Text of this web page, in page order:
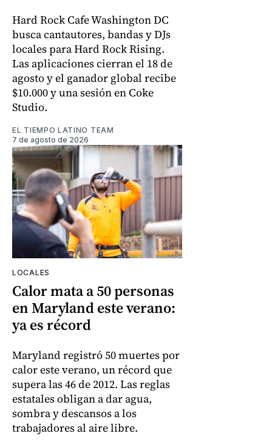
Hard Rock Cafe Washington DC
busca cantautores, bandas y DJs
locales para Hard Rock Rising.
Las aplicaciones cierran el 18 de
agosto y el ganador global recibe
$10.000 y una sesión en Coke
Studio.
EL TIEMPO LATINO TEAM
7 de agosto de 2026
LOCALES
Calor mata a 50 personas
en Maryland este verano:
ya es récord
Maryland registró 50 muertes por
calor este verano, un récord que
supera las 46 de 2012. Las reglas
estatales obligan a dar agua,
sombra y descansos a los
trabajadores al aire libre.